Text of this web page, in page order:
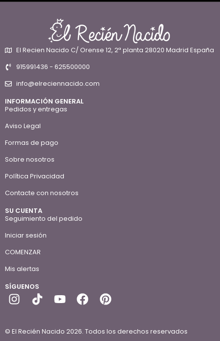
El Recien Nacido C/ Orense 12, 2ª planta 28020 Madrid España
915991436 - 625500000
info@elreciennacido.com
INFORMACIÓN GENERAL
Pedidos y entregas
Aviso Legal
Formas de pago
Sobre nosotros
Política Privacidad
Contacte con nosotros
SU CUENTA
Seguimiento del pedido
Iniciar sesión
COMENZAR
Mis alertas
SÍGUENOS
© El Recién Nacido 2026. Todos los derechos reservados